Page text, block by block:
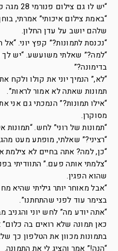
“יש לו גם צילום פנורמי 28 מגה פיקסל”.
“באמת צילום איכותי” אמרתי,
שלהם יושב על עדן החלון.
“נכנסת לתמונות?” קפץ יוני.
“למה?” שאלתי משועשע. “יש לך
בדימונה?”
“לא,” הנמיך יוני את קולו ולקח
תמונות שאתה לא אמור לראות”.
“אילו תמונות?” הנמכתי גם אני
מסוקרן.
“תמונות של רוני” לחש. “תמונות
“רציני?” שאלתי, מופתע מעט
“כן, למה? אתה בחיים לא צילמת
“צלמתי אותה פעם.” התוודיתי
שהוא הפגין.
“אבל מאוחר יותר גיליתי שהיא
בצימר עוד לפני שהתחתנו”.
“אתה יודע מה” לחש יוני והגניב
כאן תמונה שלא רואים בה
בתמונות מכוון את הטלפון כך
“הנה!” אמר והציג לי את התמונה.